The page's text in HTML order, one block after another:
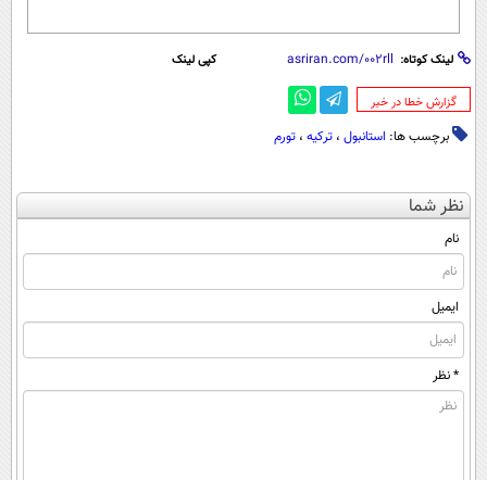
لینک کوتاه: کپی لینک
‌گزارش خطا در خبر
برچسب ها: استانبول ، ترکیه ، تورم
نظر شما
نام
ایمیل
* نظر